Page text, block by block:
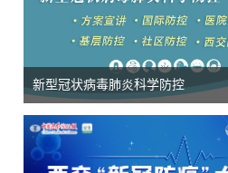
新型冠状病毒肺炎科学防控